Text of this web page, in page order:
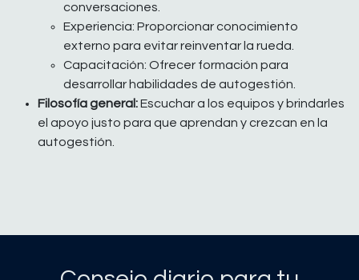
conversaciones.
Experiencia: Proporcionar conocimiento
externo para evitar reinventar la rueda.
Capacitación: Ofrecer formación para
desarrollar habilidades de autogestión.
Filosofía general:Escuchar a los equipos y brindarles
el apoyo justo para que aprendan y crezcan en la
autogestión.